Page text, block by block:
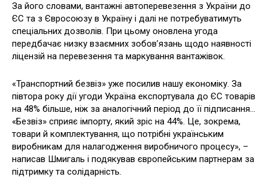
За його словами, вантажні автоперевезення з України до
ЄС та з Євросоюзу в Україну і далі не потребуватимуть
спеціальних дозволів. При цьому оновлена угода
передбачає низку взаємних зобов’язань щодо наявності
ліцензій на перевезення та маркування вантажівок.
«Транспортний безвіз» уже посилив нашу економіку. За
півтора року дії угоди Україна експортувала до ЄС товарів
на 48% більше, ніж за аналогічний період до її підписання…
«Безвіз» сприяє імпорту, який зріс на 44%. Це, зокрема,
товари й комплектування, що потрібні українським
виробникам для налагодження виробничого процесу», –
написав Шмигаль і подякував європейським партнерам за
підтримку та солідарність.